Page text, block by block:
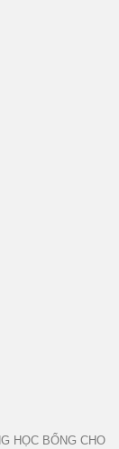
HỌC BỔNG CHO